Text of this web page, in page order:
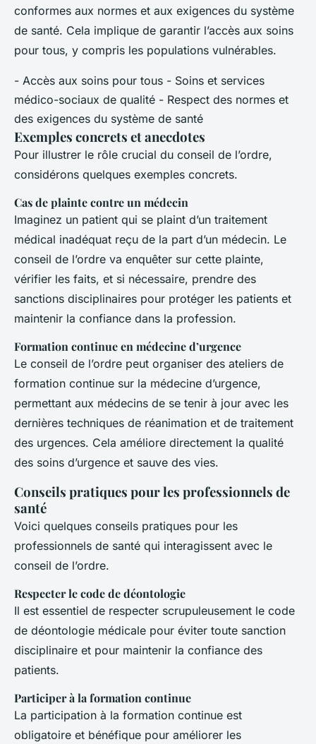
conformes aux normes et aux exigences du système
de santé. Cela implique de garantir l’accès aux soins
pour tous, y compris les populations vulnérables.
- Accès aux soins pour tous - Soins et services
médico-sociaux de qualité - Respect des normes et
des exigences du système de santé
Exemples concrets et anecdotes
Pour illustrer le rôle crucial du conseil de l’ordre,
considérons quelques exemples concrets.
Cas de plainte contre un médecin
Imaginez un patient qui se plaint d’un traitement
médical inadéquat reçu de la part d’un médecin. Le
conseil de l’ordre va enquêter sur cette plainte,
vérifier les faits, et si nécessaire, prendre des
sanctions disciplinaires pour protéger les patients et
maintenir la confiance dans la profession.
Formation continue en médecine d’urgence
Le conseil de l’ordre peut organiser des ateliers de
formation continue sur la médecine d’urgence,
permettant aux médecins de se tenir à jour avec les
dernières techniques de réanimation et de traitement
des urgences. Cela améliore directement la qualité
des soins d’urgence et sauve des vies.
Conseils pratiques pour les professionnels de
santé
Voici quelques conseils pratiques pour les
professionnels de santé qui interagissent avec le
conseil de l’ordre.
Respecter le code de déontologie
Il est essentiel de respecter scrupuleusement le code
de déontologie médicale pour éviter toute sanction
disciplinaire et pour maintenir la confiance des
patients.
Participer à la formation continue
La participation à la formation continue est
obligatoire et bénéfique pour améliorer les